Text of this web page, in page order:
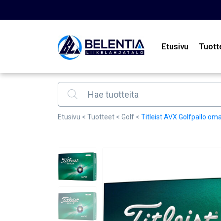
Etusivu
Products search
Etusivu < Tuotteet < Golf < Titleist AVX Golfpallo